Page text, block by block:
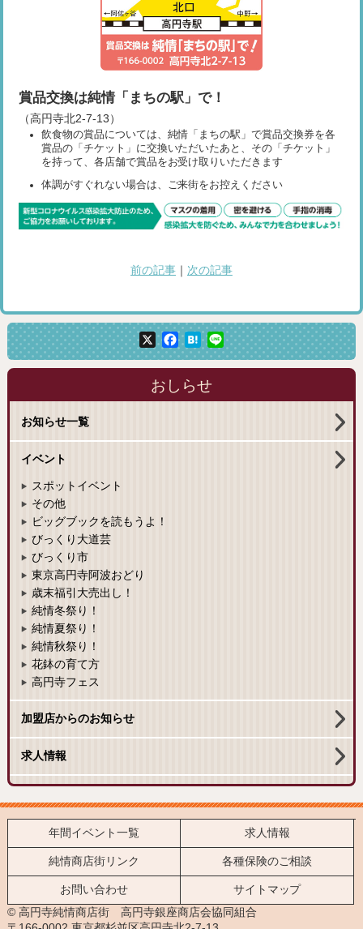
賞品交換は純情「まちの駅」で！
（高円寺北2-7-13）
飲食物の賞品については、純情「まちの駅」で賞品交換券を各
賞品の「チケット」に交換いただいたあと、その「チケット」
を持って、各店舗で賞品をお受け取りいただきます
体調がすぐれない場合は、ご来街をお控えください
前の記事 ｜ 次の記事
X Facebook
Hatena
Line
おしらせ
お知らせ一覧
イベント
スポットイベント
その他
ビッグブックを読もうよ！
びっくり大道芸
びっくり市
東京高円寺阿波おどり
歳末福引大売出し！
純情冬祭り！
純情夏祭り！
純情秋祭り！
花鉢の育て方
高円寺フェス
加盟店からのお知らせ
求人情報
年間イベント一覧 求人情報
純情商店街リンク 各種保険のご相談
お問い合わせ
サイトマップ
© 高円寺純情商店街 高円寺銀座商店会協同組合